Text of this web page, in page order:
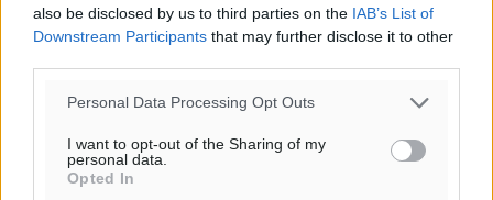
also be disclosed by us to third parties on the IAB’s List of
Downstream Participants that may further disclose it to other
Personal Data Processing Opt Outs
I want to opt-out of the Sharing of my
personal data.
Opted In
Τοπικές Ειδήσεις• πριν 2 λεπτά
Στη Λέρο ο πρόεδρος του ΠΑΣΟΚ Νίκος Ανδρουλάκης
Τοπικές Ειδήσεις• πριν 28 λεπτά
Στα 2-2,35 GW ο στόχος για τα πρώτα υπεράκτια
αιολικά πάρκα που θα λειτουργήσουν στη χώρα μας